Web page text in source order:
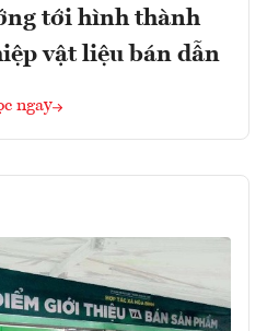
tới hình thành
vật liệu bán dẫn
ngay